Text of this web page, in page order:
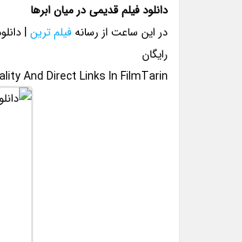
دانلود فیلم قدیمی در میان ابرها
در این ساعت از رسانهفیلم ترین |
رایگان
And Direct Links In FilmTarin